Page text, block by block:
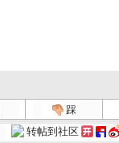
踩
转帖到社区
大风车 2...